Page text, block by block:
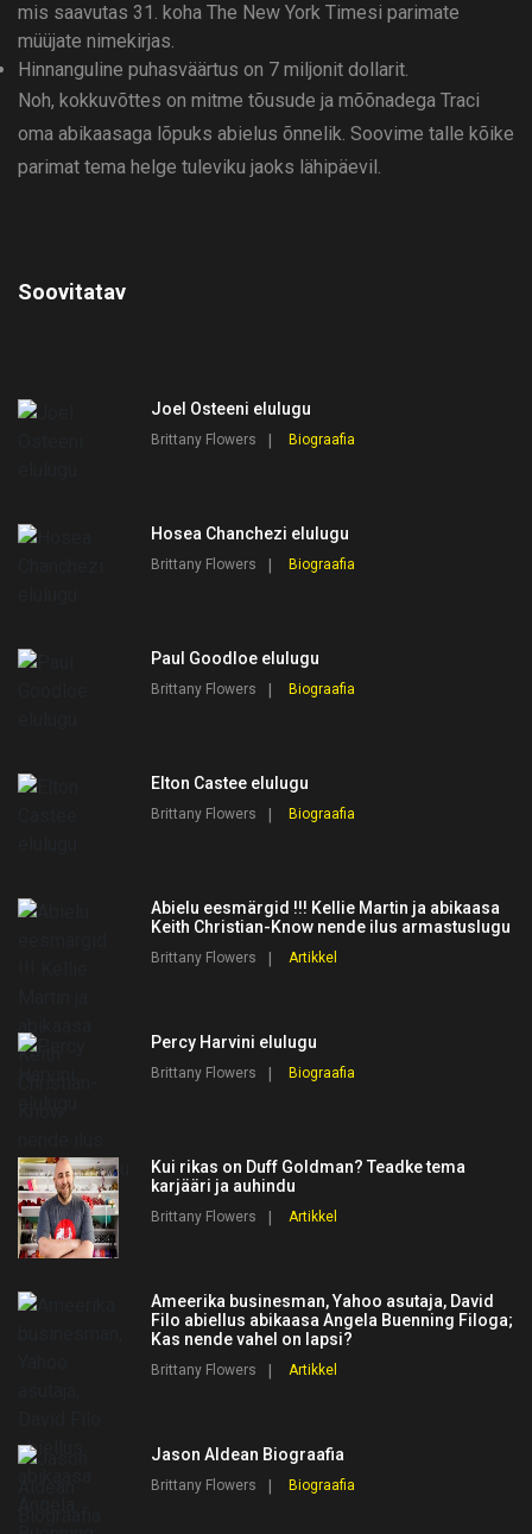
mis saavutas 31. koha The New York Timesi parimate
müüjate nimekirjas.
Hinnanguline puhasväärtus on 7 miljonit dollarit.
Noh, kokkuvõttes on mitme tõusude ja mõõnadega Traci
oma abikaasaga lõpuks abielus õnnelik. Soovime talle kõike
parimat tema helge tuleviku jaoks lähipäevil.
Soovitatav
Joel Osteeni elulugu
Brittany Flowers Biograafia
Hosea Chanchezi elulugu
Brittany Flowers Biograafia
Paul Goodloe elulugu
Brittany Flowers Biograafia
Elton Castee elulugu
Brittany Flowers Biograafia
Abielu eesmärgid !!! Kellie Martin ja abikaasa
Keith Christian-Know nende ilus armastuslugu
Brittany Flowers Artikkel
Percy Harvini elulugu
Brittany Flowers Biograafia
Kui rikas on Duff Goldman? Teadke tema
karjääri ja auhindu
Brittany Flowers Artikkel
Ameerika businesman, Yahoo asutaja, David
Filo abiellus abikaasa Angela Buenning Filoga;
Kas nende vahel on lapsi?
Brittany Flowers Artikkel
Jason Aldean Biograafia
Brittany Flowers Biograafia